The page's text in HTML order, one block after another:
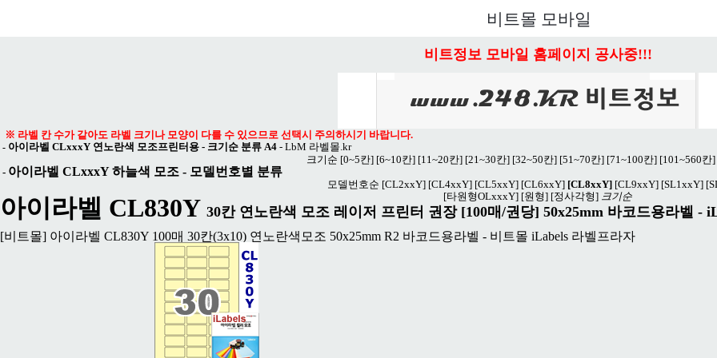
비트몰 모바일
비트정보 모바일 홈페이지 공사중!!!
※ 라벨 칸 수가 같아도 라벨 크기나 모양이 다를 수 있으므로 선택시 주의하시기 바랍니다.
- 아이라벨 CLxxxY 연노란색 모조프린터용 - 크기순 분류 A4 - LbM 라벨몰.kr
크기순 [0~5칸] [6~10칸] [11~20칸] [21~30칸] [32~50칸] [51~70칸] [71~100칸] [101~560칸]
- 아이라벨 CLxxxY 하늘색 모조 - 모델번호별 분류
모델번호순 [CL2xxY] [CL4xxY] [CL5xxY] [CL6xxY] [CL8xxY] [CL9xxY] [SL1xxY]
[타원형OLxxxY] [원형] [정사각형] 크기순
아이라벨 CL830Y 30칸 연노란색 모조 레이저 프린터 권장 [100매/권당] 50x25mm 바코드용라벨 -
[비트몰] 아이라벨 CL830Y 100매 30칸(3x10) 연노란색모조 50x25mm R2 바코드용라벨 - 비트몰 iLabels 라벨프라자